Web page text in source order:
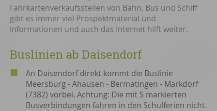
Fahrkartenverkaufsstellen von Bahn, Bus und Schiff
gibt es immer viel Prospektmaterial und
Informationen und auch das Internet hilft weiter.
Buslinien ab Daisendorf
An Daisendorf direkt kommt die Buslinie
Meersburg - Ahausen - Bermatingen - Markdorf
(7382) vorbei. Achtung: Die mit S markierten
Busverbindungen fahren in den Schulferien nicht.